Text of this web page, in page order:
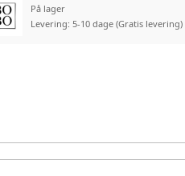
På lager
Levering: 5-10 dage(Gratis levering)